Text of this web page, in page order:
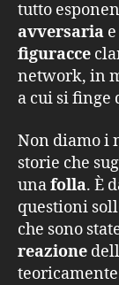
tutto
avversaria
figuracce
network, in
a cui si finge
Non diamo i
storie che
unafolla. È
questioni
che sono
reazione